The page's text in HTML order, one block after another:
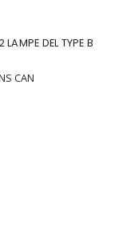
DEL TYPE B
CAN